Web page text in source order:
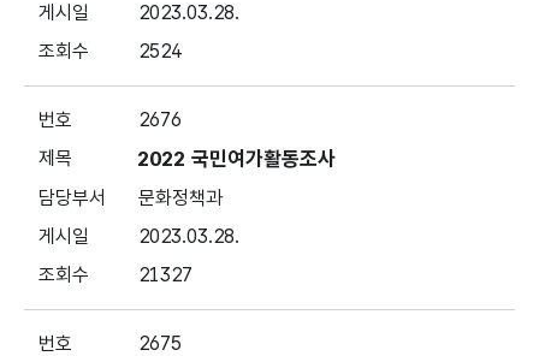
2023.03.28.
2524
2676
2022 국민여가활동조사
문화정책과
2023.03.28.
21327
2675